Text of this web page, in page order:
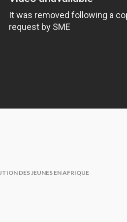
DES JEUNES EN AFRIQUE